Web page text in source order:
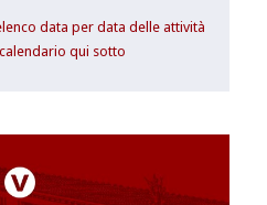
data per data delle attività
qui sotto